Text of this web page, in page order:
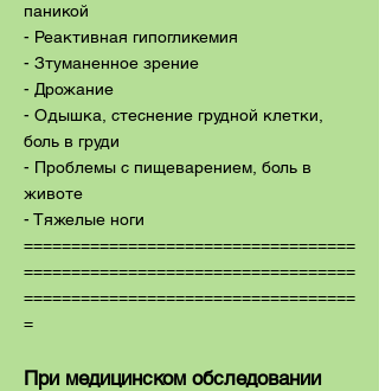
паникой
- Реактивная гипогликемия
- Зтуманенное зрение
- Дрожание
- Одышка, стеснение грудной клетки,
боль в груди
- Проблемы с пищеварением, боль в
животе
- Тяжелые ноги
===================================
===================================
===================================
=
При медицинском обследовании